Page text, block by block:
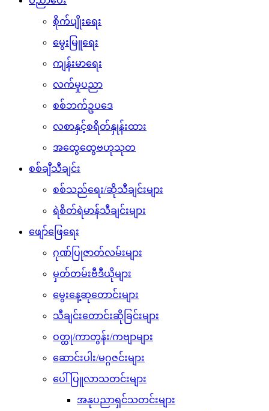
စိုက်ပျိုးရေး
မွေးမြူရေး
ကျန်းမာရေး
လက်မှုပညာ
စစ်ဘက်ဥပဒေ
လစာနှင့်စရိတ်နှုန်းထား
အထွေထွေဗဟုသုတ
စစ်ချီသီချင်း
စစ်သည်ရေး/ဆိုသီချင်းများ
ရဲစိတ်ရဲမာန်သီချင်းများ
ဖျော်ဖြေရေး
ဂုဏ်ပြုဇာတ်လမ်းများ
မှတ်တမ်းဗီဒီယိုများ
မွေးနေ့ဆုတောင်းများ
သီချင်းတောင်းဆိုခြင်းများ
ဝတ္ထု/ကာတွန်း/ကဗျာများ
ဆောင်းပါး/မဂ္ဂဇင်းများ
ပေါ်ပြူလာသတင်းများ
အနုပညာရှင်သတင်းများ